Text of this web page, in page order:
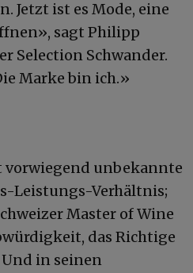
Jetzt ist es Mode, eine
sagt Philipp
Selection Schwander.
Marke bin ich.»
unbekannte
Leistungs-Verhältnis;
Master of Wine
das Richtige
in seinen